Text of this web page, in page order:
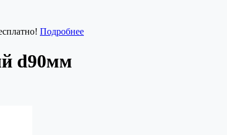
Подробнее
d90мм